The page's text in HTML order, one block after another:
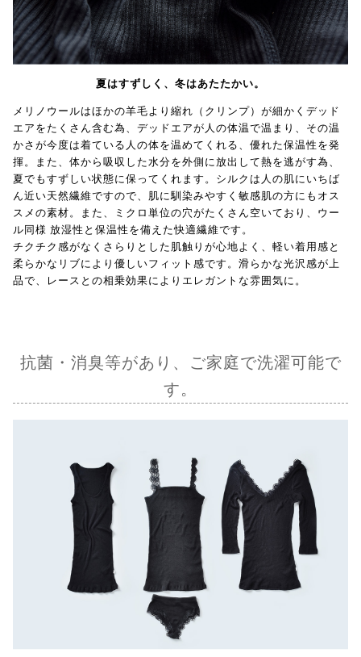
夏はすずしく、冬はあたたかい。
メリノウールはほかの羊毛より縮れ（クリンプ）が細かくデッド
エアをたくさん含む為、デッドエアが人の体温で温まり、その温
かさが今度は着ている人の体を温めてくれる、優れた保温性を発
揮。また、体から吸収した水分を外側に放出して熱を逃がす為、
夏でもすずしい状態に保ってくれます。シルクは人の肌にいちば
ん近い天然繊維ですので、肌に馴染みやすく敏感肌の方にもオス
スメの素材。また、ミクロ単位の穴がたくさん空いており、ウー
ル同様 放湿性と保温性を備えた快適繊維です。
チクチク感がなくさらりとした肌触りが心地よく、軽い着用感と
柔らかなリブにより優しいフィット感です。滑らかな光沢感が上
品で、レースとの相乗効果によりエレガントな雰囲気に。
抗菌・消臭等があり、ご家庭で洗濯可能で
す。